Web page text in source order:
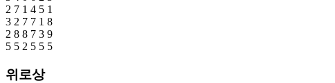
2 7 1 4 5 1
3 2 7 7 1 8
2 8 8 7 3 9
5 5 2 5 5 5
위로상